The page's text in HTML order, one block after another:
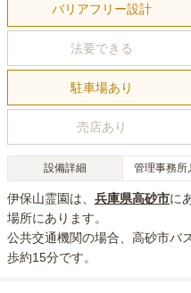
バリアフリー設計
法要できる
駐車場あり
売店あり
設備詳細 管理事務所
伊保山霊園は、 兵庫県高砂市に
場所にあり ます。
公共交通機関の場合 、高砂市バ
歩約15分です。